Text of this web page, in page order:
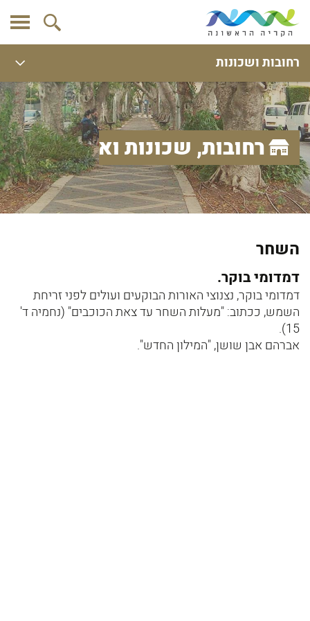
רחובות ושכונות
רחובות, שכונות ואתרים
השחר
דמדומי בוקר.
דמדומי בוקר, נצנוצי האורות הבוקעים ועולים לפני זריחת
השמש, ככתוב: "מעלות השחר עד צאת הכוכבים" (נחמיה ד'
15).
אברהם אבן שושן, "המילון החדש".